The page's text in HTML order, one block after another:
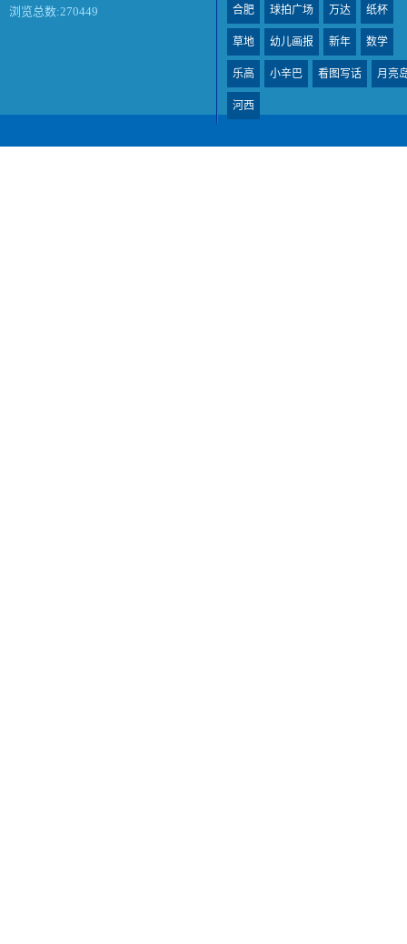
浏览总数:270449 合肥 球拍广场 万达 纸杯
草地 幼儿画报 新年 数学
乐高 小辛巴 看图写话 月亮
河西